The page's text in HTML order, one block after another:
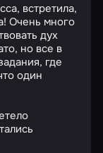
встретила,
Очень много
дух
но все в
где
один